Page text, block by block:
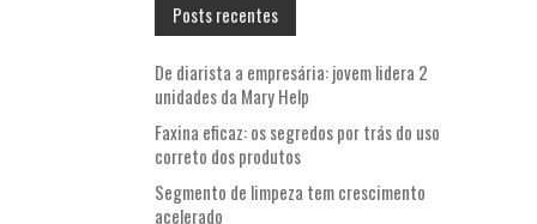
Posts recentes
De diarista a empresária: jovem lidera 2
unidades da Mary Help
Faxina eficaz: os segredos por trás do uso
correto dos produtos
Segmento de limpeza tem crescimento
acelerado